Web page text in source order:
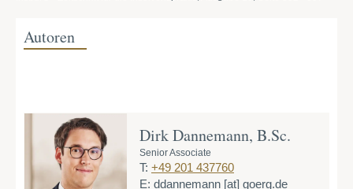
Autoren
Dirk Dannemann, B.Sc.
Senior Associate
T: +49 201 437760
E: ddannemann [at] goerg.de